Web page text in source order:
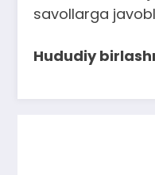
savollarga
Hududiy